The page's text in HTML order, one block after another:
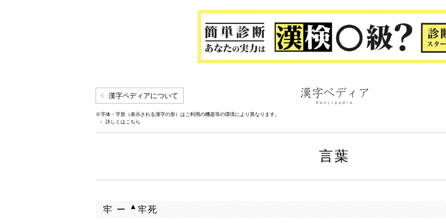
漢字ペディアについて
※字体・字形（表示される漢字の形）はご利用の機器等の環境により異なります。
詳しくはこちら
言葉
牢 ー▲牢死